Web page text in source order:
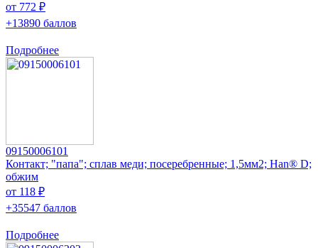
от 772 ₽
+13890 баллов
Подробнее
09150006101
Контакт; "папа"; сплав меди; посеребренные; 1,5мм2; Han® D;
обжим
от 118 ₽
+35547 баллов
Подробнее